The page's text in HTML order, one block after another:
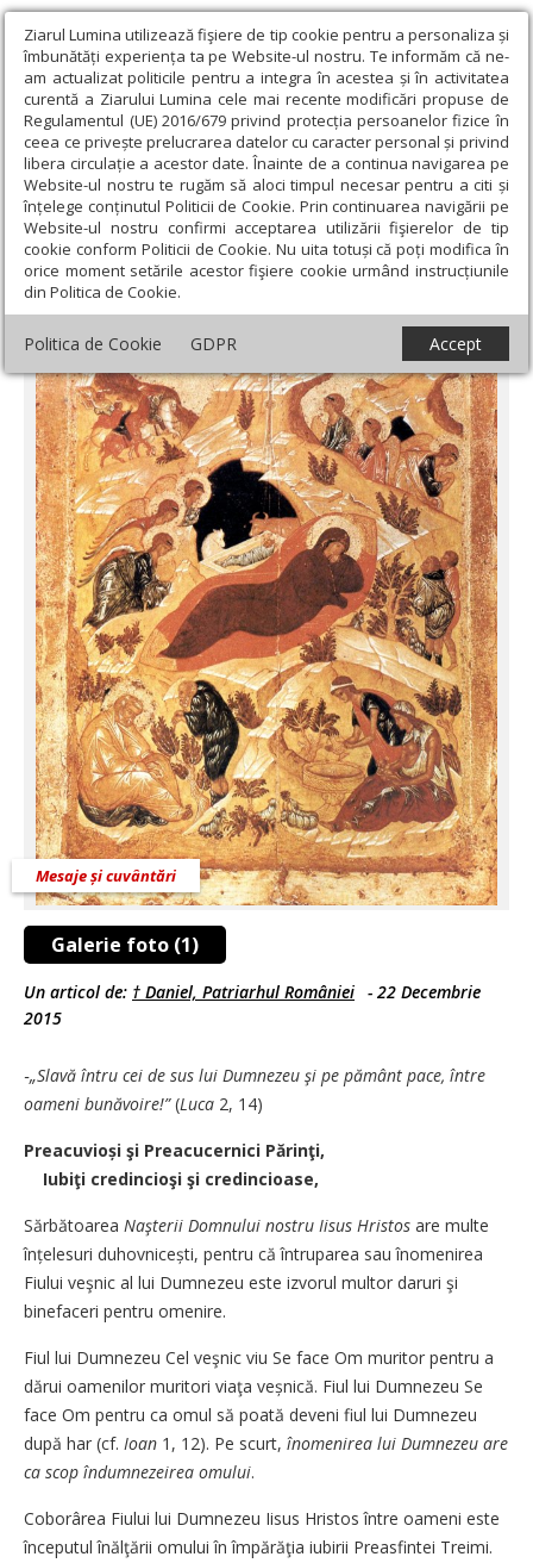
Ziarul Lumina utilizează fişiere de tip cookie pentru a personaliza și
îmbunătăți experiența ta pe Website-ul nostru. Te informăm că ne-
am actualizat politicile pentru a integra în acestea și în activitatea
curentă a Ziarului Lumina cele mai recente modificări propuse de
Regulamentul (UE) 2016/679 privind protecția persoanelor fizice în
ceea ce privește prelucrarea datelor cu caracter personal și privind
libera circulație a acestor date. Înainte de a continua navigarea pe
Website-ul nostru te rugăm să aloci timpul necesar pentru a citi și
înțelege conținutul Politicii de Cookie. Prin continuarea navigării pe
Website-ul nostru confirmi acceptarea utilizării fişierelor de tip
cookie conform Politicii de Cookie. Nu uita totuși că poți modifica în
orice moment setările acestor fişiere cookie urmând instrucțiunile
din Politica de Cookie.
Politica de Cookie GDPR Accept
Ziarul Lumina › Actualitate religioasă › Mesaje și cuvântări ›
Pacea lui Dumnezeu dăruită oamenilor
Pacea lui Dumnezeu dăruită oamenilor
Galerie foto (1)
Mesaje și cuvântări
Un articol de: † Daniel, Patriarhul României - 22 Decembrie
2015
‑„Slavă întru cei de sus lui Dumnezeu şi pe pământ pace, între
oameni bunăvoire!”(Luca 2, 14)
Preacuvioși şi Preacucernici Părinţi,
Iubiţi credincioşi şi credincioase,
Sărbătoarea Naşterii Domnului nostru Iisus Hristos are multe
înțelesuri duhovnicești, pentru că întruparea sau înomenirea
Fiului veşnic al lui Dumnezeu este izvorul multor daruri şi
binefaceri pentru omenire.
Fiul lui Dumnezeu Cel veşnic viu Se face Om muritor pentru a
dărui oamenilor muritori viaţa veșnică. Fiul lui Dumnezeu Se
face Om pentru ca omul să poată deveni fiul lui Dumnezeu
după har (cf. Ioan 1, 12). Pe scurt, înomenirea lui Dumnezeu are
ca scop îndumnezeirea omului.
Coborârea Fiului lui Dumnezeu Iisus Hristos între oameni este
începutul înălţării omului în împărăţia iubirii Preasfintei Treimi.